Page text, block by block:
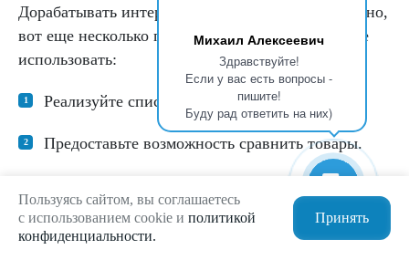
Михаил Алексеевич
Здравствуйте!
Если у вас есть вопросы -
пишите!
Буду рад ответить на них)
Дорабатывать интернет-магазин можно бесконечно,
вот еще несколько примеров того, что вы можете
использовать:
Реализуйте список желаний.
Предоставьте возможность сравнить товары.
наличии.
Пользуясь сайтом, вы соглашаетесь
с использованием cookie и политикой
конфиденциальности.
Принять